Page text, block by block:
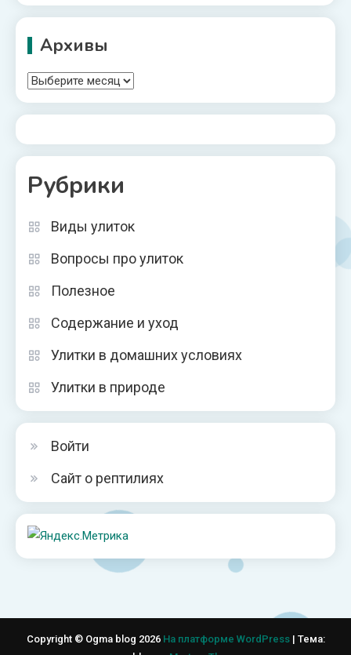
Архивы
Архивы
Рубрики
Виды улиток
Вопросы про улиток
Полезное
Содержание и уход
Улитки в домашних условиях
Улитки в природе
Войти
Сайт о рептилиях
Copyright © Ogma blog 2026 На платформе WordPress | Тема: